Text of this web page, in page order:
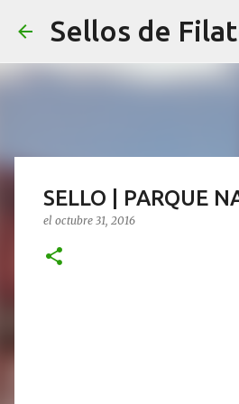
Sellos de
SELLO | PARQUE
el octubre 31, 2016